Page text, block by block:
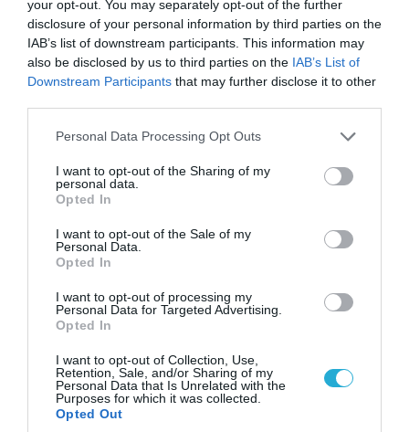
your opt-out. You may separately opt-out of the further
disclosure of your personal information by third parties on the
IAB’s list of downstream participants. This information may
also be disclosed by us to third parties on the IAB’s List of
Downstream Participants that may further disclose it to other
Please note that this website/app uses one or more Google
not limited to your visit or usage behaviour. You may click to
grant or deny consent to Google and its third-party tags to
use your data for below specified purposes in below Google
consent section.
Personal Data Processing Opt Outs
I want to opt-out of the Sharing of my
personal data.
Opted In
I want to opt-out of the Sale of my
Personal Data.
Opted In
I want to opt-out of processing my
Personal Data for Targeted Advertising.
Opted In
I want to opt-out of Collection, Use,
Retention, Sale, and/or Sharing of my
Personal Data that Is Unrelated with the
Purposes for which it was collected.
Opted Out
06.08.2026 | 14:02
«Επιχείρηση ελεύθερα πεζοδρόμια» στην
Αθήνα: Απομακρύνθηκαν παράνομα
αντικείμενα από κοινόχρηστους χώρους